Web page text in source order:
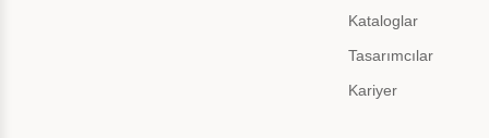
Kataloglar
Tasarımcılar
Kariyer